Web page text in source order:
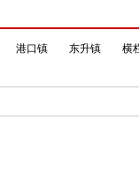
港口镇 东升镇 横